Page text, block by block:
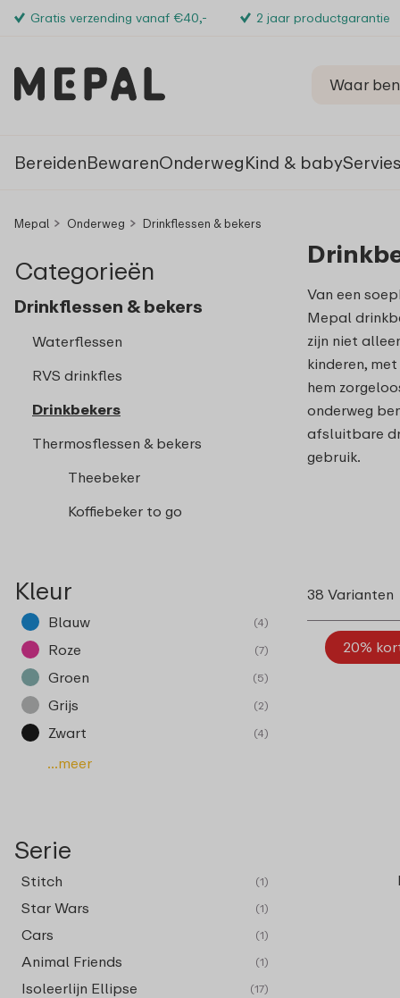
Gratis verzending vanaf €40,- 2 jaar productgarantie
BereidenBewarenOnderwegKind & babyServies
Mepal Onderweg Drinkflessen & bekers
Categorieën
Drinkflessen & bekers
Waterflessen
RVS drinkfles
Drinkbekers
Thermosflessen & bekers
Theebeker
Koffiebeker to go
Kleur
Blauw (4)
Roze (7)
Groen (5)
Grijs (2)
Zwart (4)
...meer
Serie
Stitch (1)
Star Wars (1)
Cars (1)
Animal Friends (1)
Isoleerlijn Ellipse (17)
Van een
Mepal
zijn niet
kinderen,
hem
onderweg
afsluitbare
gebruik.
38 Varianten
20%